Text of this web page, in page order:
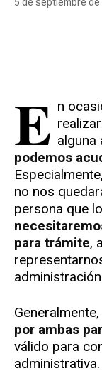
5 de septiembre
E n
alguna
podemos
no nos
persona que
para trámite,
Generalmente,
por ambas
válido para